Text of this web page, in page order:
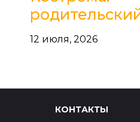
12 июля, 2026
КОНТАКТЫ